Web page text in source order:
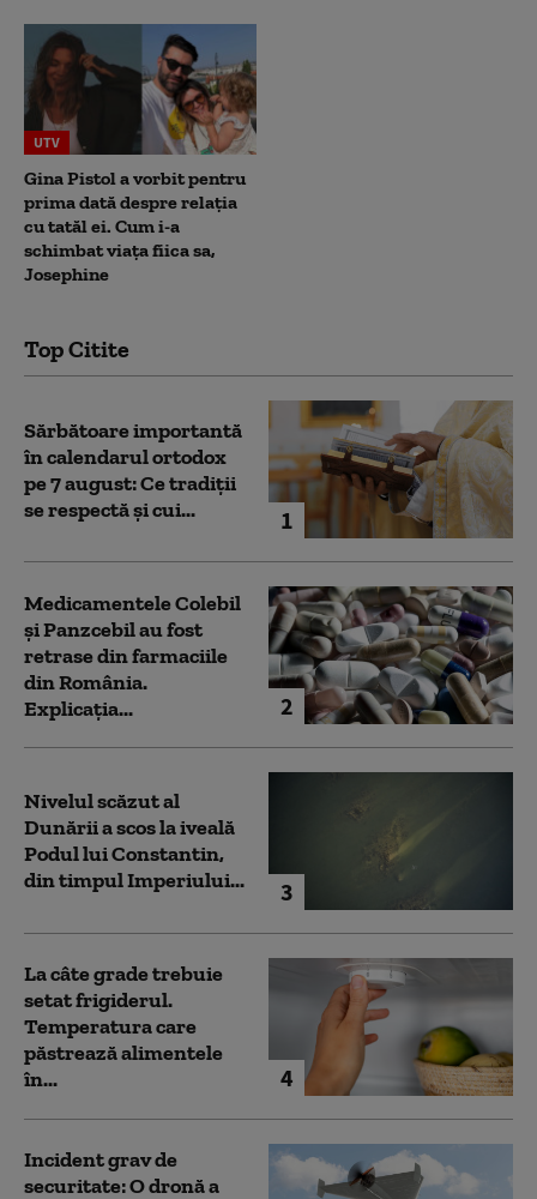
UTV
Gina Pistol a vorbit pentru
prima dată despre relația
cu tatăl ei. Cum i-a
schimbat viața fiica sa,
Josephine
Top Citite
1
Sărbătoare importantă
în calendarul ortodox
pe 7 august: Ce tradiții
se respectă și cui...
2
Medicamentele Colebil
și Panzcebil au fost
retrase din farmaciile
din România.
Explicația...
3
Nivelul scăzut al
Dunării a scos la iveală
Podul lui Constantin,
din timpul Imperiului...
4
La câte grade trebuie
setat frigiderul.
Temperatura care
păstrează alimentele
în...
Incident grav de
securitate: O dronă a